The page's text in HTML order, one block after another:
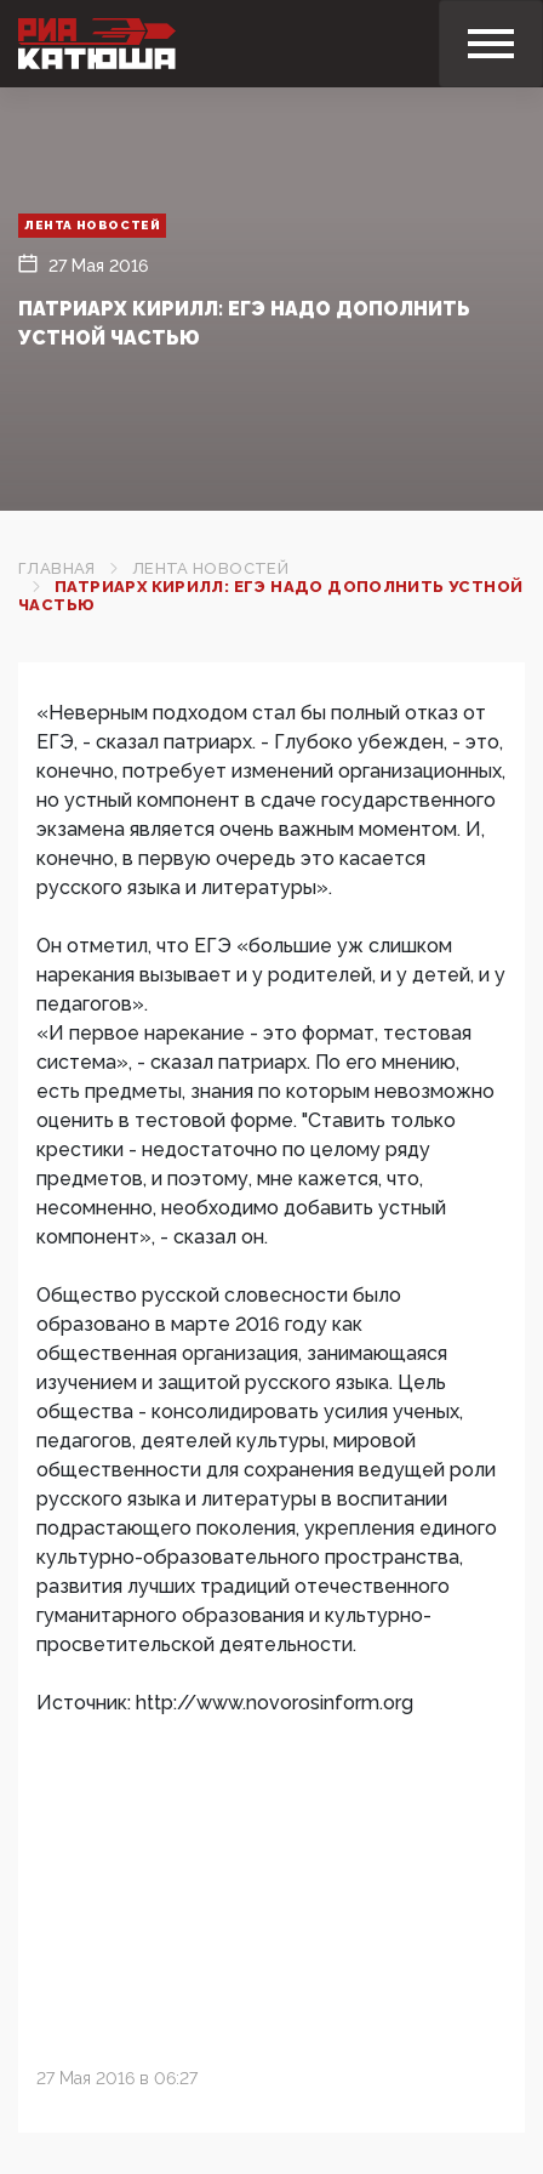
ЛЕНТА НОВОСТЕЙ
27 Мая 2016
ПАТРИАРХ КИРИЛЛ: ЕГЭ НАДО ДОПОЛНИТЬ
УСТНОЙ ЧАСТЬЮ
ГЛАВНАЯ
ЛЕНТА НОВОСТЕЙ
ПАТРИАРХ КИРИЛЛ: ЕГЭ НАДО ДОПОЛНИТЬ УСТНОЙ
ЧАСТЬЮ
«Неверным подходом стал бы полный отказ от
ЕГЭ, - сказал патриарх. - Глубоко убежден, - это,
конечно, потребует изменений организационных,
но устный компонент в сдаче государственного
экзамена является очень важным моментом. И,
конечно, в первую очередь это касается
русского языка и литературы».
Он отметил, что ЕГЭ «большие уж слишком
нарекания вызывает и у родителей, и у детей, и у
педагогов».
«И первое нарекание - это формат, тестовая
система», - сказал патриарх. По его мнению,
есть предметы, знания по которым невозможно
оценить в тестовой форме. "Ставить только
крестики - недостаточно по целому ряду
предметов, и поэтому, мне кажется, что,
несомненно, необходимо добавить устный
компонент», - сказал он.
Общество русской словесности было
образовано в марте 2016 году как
общественная организация, занимающаяся
изучением и защитой русского языка. Цель
общества - консолидировать усилия ученых,
педагогов, деятелей культуры, мировой
общественности для сохранения ведущей роли
русского языка и литературы в воспитании
подрастающего поколения, укрепления единого
культурно-образовательного пространства,
развития лучших традиций отечественного
гуманитарного образования и культурно-
просветительской деятельности.
Источник: http://www.novorosinform.org
27 Мая 2016 в 06:27